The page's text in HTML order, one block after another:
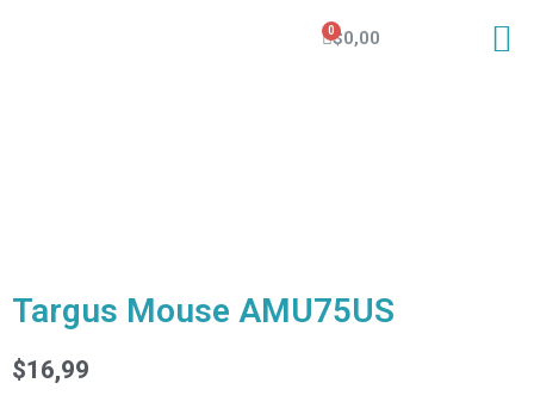
$0,00
Targus Mouse AMU75US
$16,99